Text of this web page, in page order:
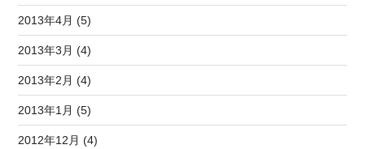
2013年4月 (5)
2013年3月 (4)
2013年2月 (4)
2013年1月 (5)
2012年12月 (4)